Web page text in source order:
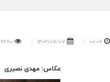
00:06
1402/07/07
6270
عکاس: مهدی نصیری